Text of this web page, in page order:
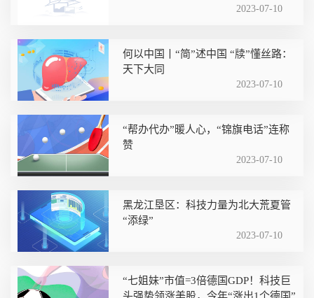
2023-07-10
何以中国丨“简”述中国 “牍”懂丝路：
天下大同
2023-07-10
“帮办代办”暖人心，“锦旗电话”连称
赞
2023-07-10
黑龙江垦区：科技力量为北大荒夏管
“添绿”
2023-07-10
“七姐妹”市值=3倍德国GDP！科技巨
头强势领涨美股，今年“涨出1个德国”